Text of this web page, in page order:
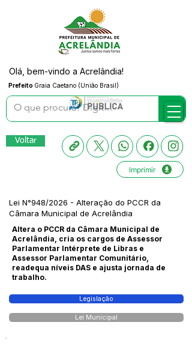
Prefeito Graia Caetano (União Brasil)
Olá, bem-vindo a Acrelândia!
Voltar
Imprimir
Lei N°948/2026 - Alteração do PCCR da
Câmara Municipal de Acrelândia
Altera o PCCR da Câmara Municipal de
Acrelândia, cria os cargos de Assessor
Parlamentar Intérprete de Libras e
Assessor Parlamentar Comunitário,
readequa níveis DAS e ajusta jornada de
trabalho.
Legislação
Lei Municipal